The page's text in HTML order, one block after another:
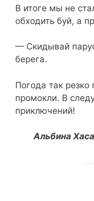
В итоге мы не
обходить буй, а
— Скидывай
берега.
Погода так резко
промокли. В
приключений!
Альбина